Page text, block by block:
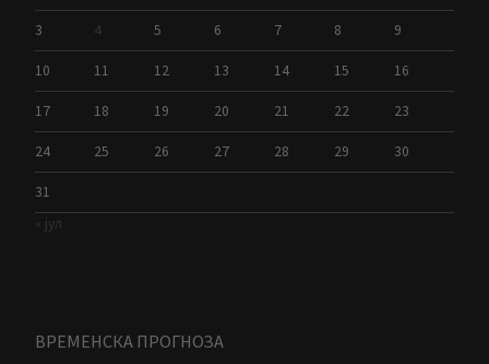
3 4 5 6 7 8 9
10 11 12 13 14 15 16
17 18 19 20 21 22 23
24 25 26 27 28 29 30
31
« јул
ВРЕМЕНСКА ПРОГНОЗА